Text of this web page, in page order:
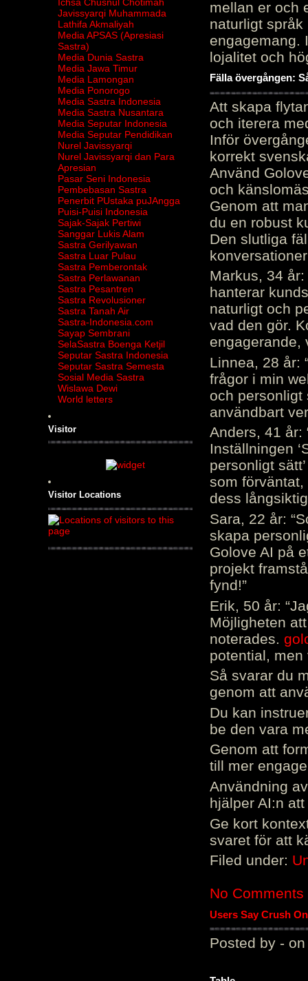
Javissyarqi Muhammada
Lathifa Akmaliyah
Media APSAS (Apresiasi
Sastra)
Media Dunia Sastra
Media Jawa Timur
Media Lamongan
Media Ponorogo
Media Sastra Indonesia
Media Sastra Nusantara
Media Seputar Indonesia
Media Seputar Pendidikan
Nurel Javissyarqi
Nurel Javissyarqi dan Para
Apresian
Pasar Seni Indonesia
Pembebasan Sastra
Penerbit PUstaka puJAngga
Puisi-Puisi Indonesia
Sajak-Sajak Pertiwi
Sanggar Lukis Alam
Sastra Gerilyawan
Sastra Luar Pulau
Sastra Pemberontak
Sastra Perlawanan
Sastra Pesantren
Sastra Revolusioner
Sastra Tanah Air
Sastra-Indonesia.com
Sayap Sembrani
SelaSastra Boenga Ketjil
Seputar Sastra Indonesia
Seputar Sastra Semesta
Sosial Media Sastra
Wislawa Dewi
World letters
Visitor
Visitor Locations
mellan er och
naturligt
engagemang.
lojalitet och
Fälla övergången:
Att skapa
och iterera
Inför
korrekt
Använd
och
Genom att
du en robust
Den slutliga
Markus, 34
hanterar
naturligt och
vad den gör.
engagerande,
Linnea, 28 år:
frågor i min
och personligt
användbart
Anders, 41 år:
Inställningen
personligt
som
dess
Sara, 22 år:
skapa
Golove AI på
projekt
fynd!”
Erik, 50 år:
Möjligheten
noterades.
potential, men
Så svarar du
genom att
Du kan
be den vara
Genom att
till mer
Användning
hjälper AI:n
Ge kort
svaret för att
Filed under:
No Comments
Users Say Crush
Posted by - on